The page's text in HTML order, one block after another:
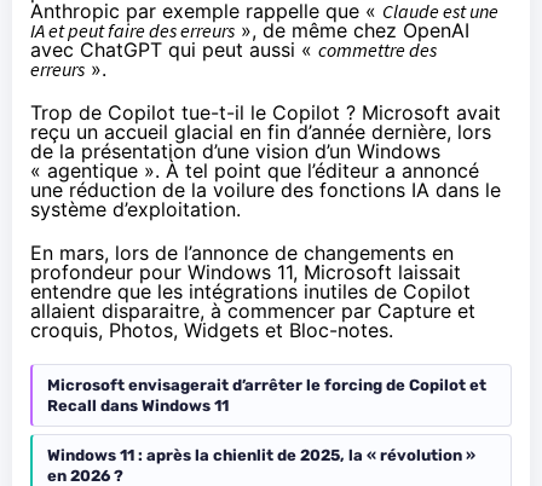
Anthropic par exemple rappelle que « Claude est une
IA et peut faire des erreurs », de même chez OpenAI
avec ChatGPT qui peut aussi « commettre des
erreurs ».
Trop de Copilot tue-t-il le Copilot ? Microsoft avait
reçu un accueil glacial en fin d’année dernière, lors
de la présentation d’une vision d’un Windows
« agentique ». À tel point que l’éditeur a annoncé
une réduction de la voilure des fonctions IA dans le
système d’exploitation.
En mars, lors de l’annonce de changements en
profondeur pour Windows 11, Microsoft laissait
entendre que les intégrations inutiles de Copilot
allaient disparaitre, à commencer par Capture et
croquis, Photos, Widgets et Bloc-notes.
Microsoft envisagerait d’arrêter le forcing de Copilot et
Recall dans Windows 11
Windows 11 : après la chienlit de 2025, la « révolution »
en 2026 ?